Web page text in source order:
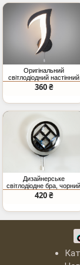
Оригінальний
світлодіодний настінний
світильник, 12 Вт, чорний
360 ₴
Дизайнерське
світлодіодне бра, чорний
хром, 20W
420 ₴